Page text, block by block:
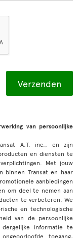
van persoonlijke
A.T. inc., en zijn
en diensten te
Met jouw
binnen Transat en haar
aanbiedingen
om deel te nemen aan
te verbeteren. We
en technologische
van de persoonlijke
informatie te
toegang,